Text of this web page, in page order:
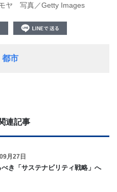
ヤ 写真／Getty Images
都市
連記事
月27日
き「サステナビリティ戦略」へ